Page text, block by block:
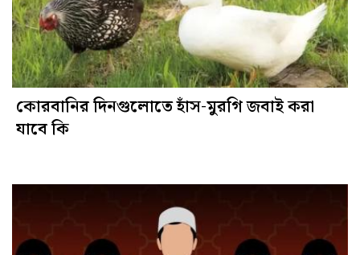
কোরবানির দিনগুলোতে হাঁস-মুরগি জবাই করা
যাবে কি